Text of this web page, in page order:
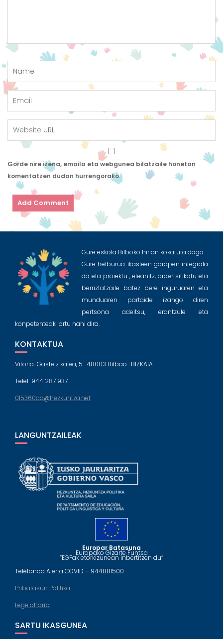
Gorde nire izena, emaila eta webgunea bilatzaile honetan
komentatzen dudan hurrengorako.
Gure eskola Bilboko hirian kokatuta dago.
Gure helburua ikasleen garapen integrala
da eta proiektu , eleanitz, dibertsifikatu eta
berriztatzaile batez bere inguruaren eta
munduaren partaide izango diren
pertsona adeitsu, erantzule eta
konpetenteak lortu nahi dira.
KONTAKTUA
Vitoria-Gasteiz kalea, 5 · 48003 Bilbao · BIZKAIA
Telef: 944 287 937
015360aa@hezkuntza.net
LANGUNTZAILEAK
Europar Batasuna
Europako Gizarte Funtsa
“EGFak etorkizunean inbertitzen du”
Teléfonoa Alerta COVID – 944881500
Pribatasun Politika
Lege oharra
SARTU IKASGUNEA